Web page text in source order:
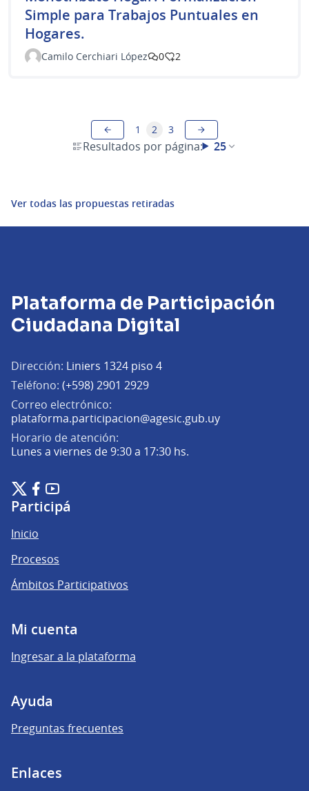
Simple para Trabajos Puntuales en
Hogares.
Camilo Cerchiari López 0 2
Resultados por página: 25
1 2 3
Ver todas las propuestas retiradas
Plataforma de Participación
Ciudadana Digital
Dirección: Liniers 1324 piso 4
Teléfono: (+598) 2901 2929
Correo electrónico:
plataforma.participacion@agesic.gub.uy(Abrir en una
Horario de atención:
Lunes a viernes de 9:30 a 17:30 hs.
Plataforma de Participación Ciudadana Digital en X
(Enlace externo)
Plataforma de Participación Ciudadana Digital en Facebook
(Enlace externo)
Plataforma de Participación Ciudadana Digital en
(Enlace externo)
Participá
Inicio
Procesos
Ámbitos Participativos
Mi cuenta
Ingresar a la plataforma
Ayuda
Preguntas frecuentes
Enlaces